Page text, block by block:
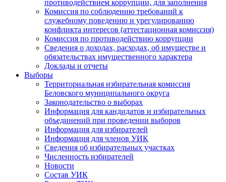
противодействием коррупции, для заполнения
Комиссия по соблюдению требований к
служебному поведению и урегулированию
конфликта интересов (аттестационная комиссия)
Комиссия по противодействию коррупции
Сведения о доходах, расходах, об имуществе и
обязательствах имущественного характера
Доклады и отчеты
Выборы
Территориальная избирательная комиссия
Беловского муниципального округа
Законодательство о выборах
Информация для кандидатов и избирательных
объединений при проведении выборов
Информация для избирателей
Информация для членов УИК
Сведения об избирательных участках
Численность избирателей
Новости
Состав УИК